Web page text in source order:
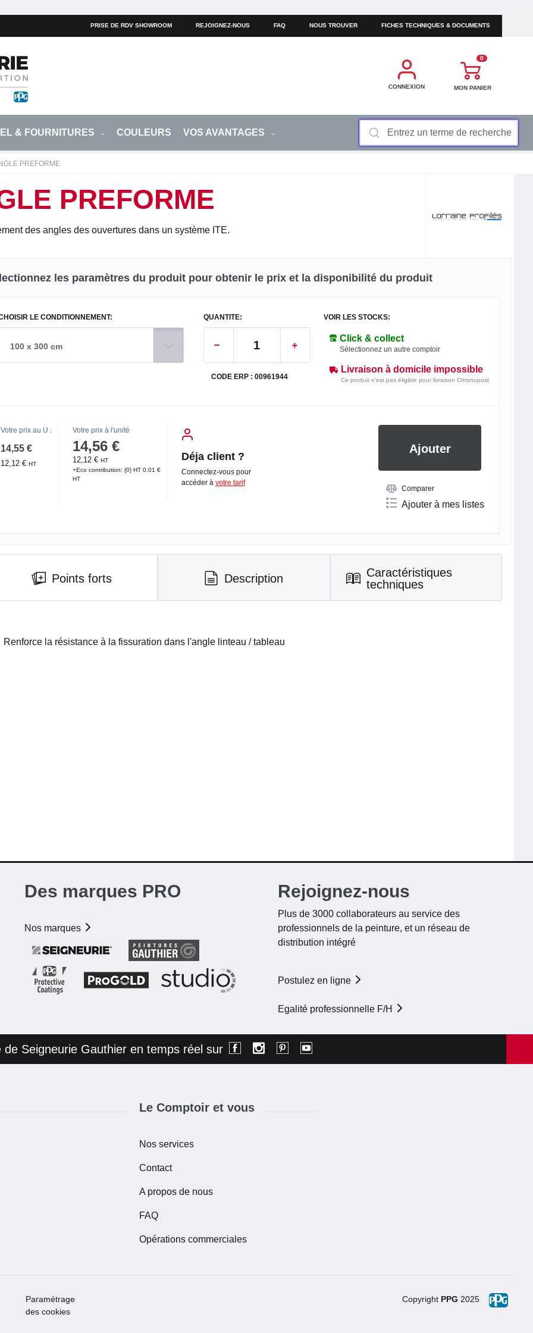
PRISE DE RDV SHOWROOM REJOIGNEZ-NOUS FAQ NOUS TROUVER FICHES TECHNIQUES & DOCUMENTS
CONNEXION
0
MON PANIER
& FOURNITURES COULEURS VOS AVANTAGES
PREFORME
PREFORME
des angles des ouvertures dans un système ITE.
les paramètres du produit pour obtenir le prix et la disponibilité du produit
LE CONDITIONNEMENT:
100 x 300 cm
QUANTITE:
CODE ERP : 00961944
VOIR LES STOCKS:
Click & collect
Sélectionnez un autre comptoir
Livraison à domicile impossible
Ce produit n'est pas éligible pour livraison Chronopost
Votre prix au U :
14,55 €
12,12 € HT
Votre prix à l'unité
14,56 €
12,12 € HT
+Eco contribution: {0} HT 0,01 €
HT
Déja client ?
Connectez-vous pour
accéder à votre tarif
Ajouter
Comparer
Ajouter à mes listes
Points forts Description
Caractéristiques
techniques
Renforce la résistance à la fissuration dans l'angle linteau / tableau
Des marques PRO
Nos marques
Rejoignez-nous
Plus de 3000 collaborateurs au service des
professionnels de la peinture, et un réseau de
distribution intégré
Postulez en ligne
Egalité professionnelle F/H
de Seigneurie Gauthier en temps réel sur
Le Comptoir et vous
Nos services
Contact
A propos de nous
FAQ
Opérations commerciales
Paramétrage
des cookies
Copyright PPG 2025